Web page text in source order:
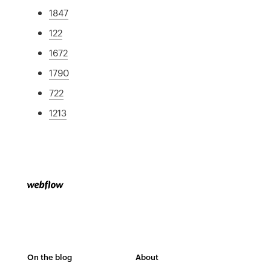
1847
122
1672
1790
722
1213
On the blog About